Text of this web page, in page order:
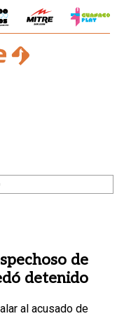
de
detenido
al acusado de